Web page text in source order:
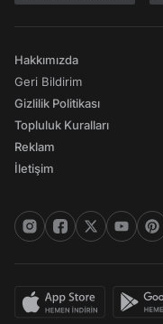
Hakkımızda
Geri Bildirim
Gizlilik Politikası
Topluluk Kuralları
Reklam
İletişim